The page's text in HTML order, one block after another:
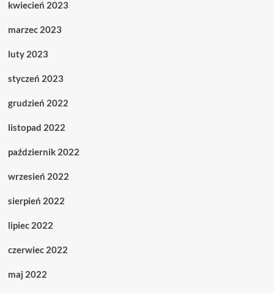
kwiecień 2023
marzec 2023
luty 2023
styczeń 2023
grudzień 2022
listopad 2022
październik 2022
wrzesień 2022
sierpień 2022
lipiec 2022
czerwiec 2022
maj 2022